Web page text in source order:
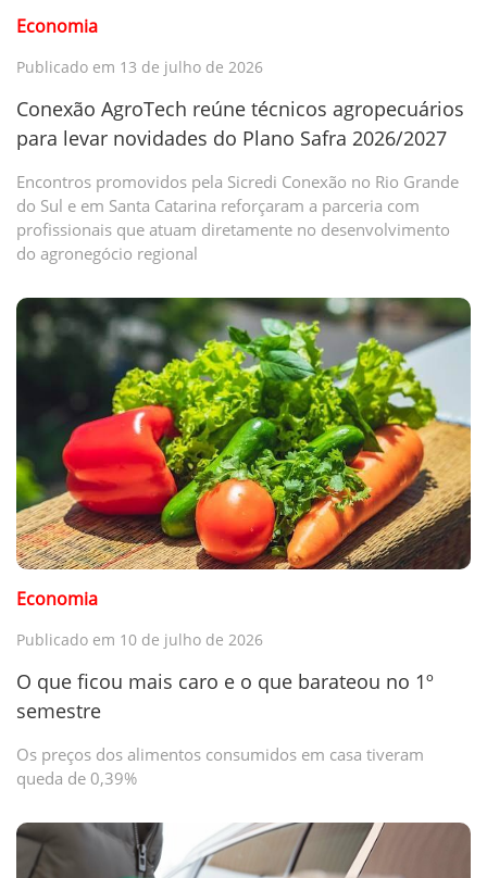
Economia
Publicado em 13 de julho de 2026
Conexão AgroTech reúne técnicos agropecuários
para levar novidades do Plano Safra 2026/2027
Encontros promovidos pela Sicredi Conexão no Rio Grande
do Sul e em Santa Catarina reforçaram a parceria com
profissionais que atuam diretamente no desenvolvimento
do agronegócio regional
Economia
Publicado em 10 de julho de 2026
O que ficou mais caro e o que barateou no 1º
semestre
Os preços dos alimentos consumidos em casa tiveram
queda de 0,39%